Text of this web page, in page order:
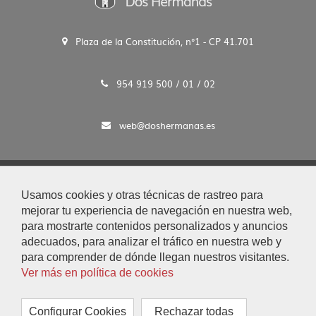
Usamos cookies y otras técnicas de rastreo para
mejorar tu experiencia de navegación en nuestra web,
para mostrarte contenidos personalizados y anuncios
adecuados, para analizar el tráfico en nuestra web y
para comprender de dónde llegan nuestros visitantes.
Ver más en política de cookies
Configurar Cookies Rechazar todas
Plaza de la Constitución, n°1 - CP 41.701
954 919 500 / 01 / 02
web@doshermanas.es
Aviso Legal y Protección de Datos
|
Mapa Web
|
Accesibilidad
|
|